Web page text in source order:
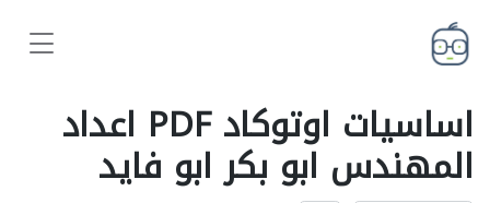
اساسيات اوتوكاد PDF اعداد
المهندس ابو بكر ابو فايد